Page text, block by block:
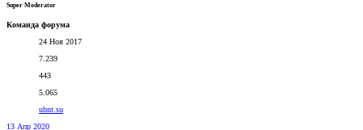
Super Moderator
Команда форума
24 Ноя 2017
7.239
443
5.065
ubnt.su
13 Апр 2020